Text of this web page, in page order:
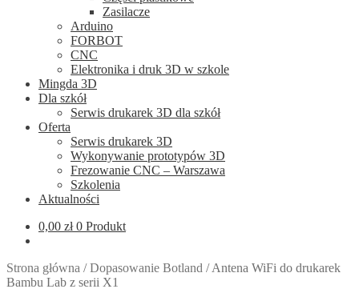
Zasilacze
Arduino
FORBOT
CNC
Elektronika i druk 3D w szkole
Mingda 3D
Dla szkół
Serwis drukarek 3D dla szkół
Oferta
Serwis drukarek 3D
Wykonywanie prototypów 3D
Frezowanie CNC – Warszawa
Szkolenia
Aktualności
0,00 zł 0 Produkt
Strona główna /Dopasowanie Botland /Antena WiFi do drukarek
Bambu Lab z serii X1